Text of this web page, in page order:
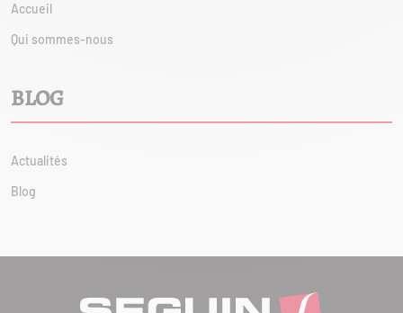
Accueil
Qui sommes-nous
BLOG
Actualités
Blog